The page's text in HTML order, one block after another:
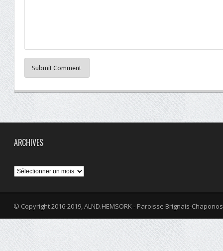
Submit Comment
ARCHIVES
Archives
© Copyright 2016-2019, ALND.HEMSORK - Paroisse Brignais-